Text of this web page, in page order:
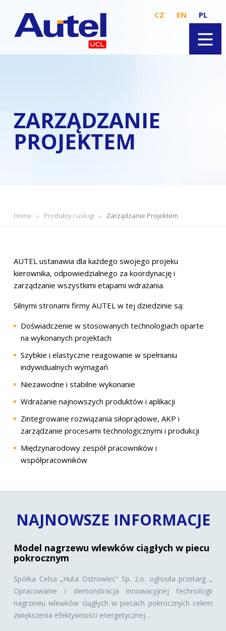
CZ EN PL
ZARZĄDZANIE
PROJEKTEM
Home Produkty i usługi Zarządzanie Projektem
AUTEL ustanawia dla każdego swojego projeku
kierownika, odpowiedzialnego za koordynację i
zarządzanie wszystkimi etapami wdrażania.
Silnymi stronami firmy AUTEL w tej dziedzinie są:
Doświadczenie w stosowanych technologiach oparte
na wykonanych projektach
Szybkie i elastyczne reagowanie w spełnianiu
indywidualnych wymagań
Niezawodne i stabilne wykonanie
Wdrażanie najnowszych produktów i aplikacji
Zintegrowane rozwiązania siłoprądowe, AKP i
zarządzanie procesami technologicznymi i produkcji
Międzynarodowy zespół pracowników i
współpracowników
NAJNOWSZE INFORMACJE
Model nagrzewu wlewków ciągłych w piecu
pokrocznym
Spółka Celsa „Huta Ostrowiec” Sp. z.o. ogłosiła przetarg „
Opracowanie i demonstracja innowacyjnej technologii
nagrzewu wlewków ciągłych w piecach pokrocznych celem
zwiększenia efektywności energetycznej…